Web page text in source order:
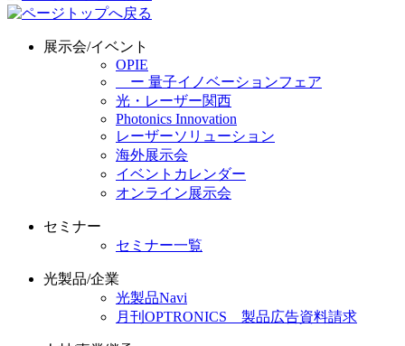
展示会/イベント
OPIE
ー 量子イノベーションフェア
光・レーザー関西
Photonics Innovation
レーザーソリューション
海外展示会
イベントカレンダー
オンライン展示会
セミナー
セミナー一覧
光製品/企業
光製品Navi
月刊OPTRONICS 製品広告資料請求